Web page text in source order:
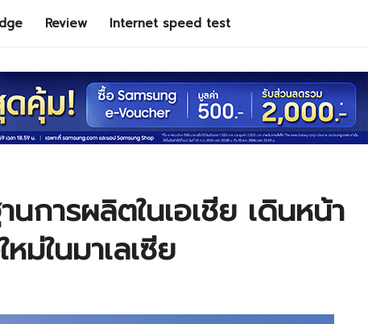
Review Internet speed test
การผลิตในเอเชีย เดินหน้า
ม่ในมาเลเซีย